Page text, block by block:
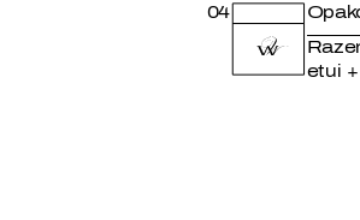
04
etui